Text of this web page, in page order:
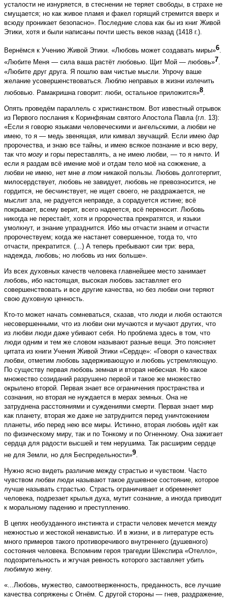
усталости не изнуряется, в стеснении не теряет свободы, в страхе не
смущается; но как живое пламя и факел горящий стремится вверх и
всюду проникает безопасно». Последние слова как бы из книг Живой
Этики, хотя и были написаны почти шесть веков назад (1418 г.).
Вернёмся к Учению Живой Этики. «Любовь может создавать миры»6.
«Любите Меня — сила ваша растёт любовью. Щит Мой — любовь»7.
«Любите друг друга. Я пошлю вам чистые мысли. Упрочу ваше
желание усовершенствоваться. Люблю неправых в жизни излечить
любовью. Рамакришна говорит: люби, остальное приложится»8.
Опять проведём параллель с христианством. Вот известный отрывок
из Первого послания к Коринфянам святого Апостола Павла (гл. 13):
«Если я говорю языками человеческими и ангельскими, а любви не
имею, то я — медь звенящая, или кимвал звучащий. Если имею дар
пророчества, и знаю все тайны, и имею всякое познание и всю веру,
так что могу и горы переставлять, а не имею любви, — то я ничто. И
если я раздам всё имение моё и отдам тело моё на сожжение, а
любви не имею, нет мне в том никакой пользы. Любовь долготерпит,
милосердствует, любовь не завидует, любовь не превозносится, не
гордится, не бесчинствует, не ищет своего, не раздражается, не
мыслит зла, не радуется неправде, а сорадуется истине; всё
покрывает, всему верит, всего надеется, всё переносит. Любовь
никогда не перестаёт, хотя и пророчества прекратятся, и языки
умолкнут, и знание упразднится. Ибо мы отчасти знаем и отчасти
пророчествуем; когда же настанет совершенное, тогда то, что
отчасти, прекратится. (...) А теперь пребывают сии три: вера,
надежда, любовь; но любовь из них больше».
Из всех духовных качеств человека главнейшее место занимает
любовь, ибо настоящая, высокая любовь заставляет его
совершенствовать и все другие качества, но без любви они теряют
свою духовную ценность.
Кто-то может начать сомневаться, сказав, что люди и любя остаются
несовершенными, что из любви они мучаются и мучают других, что
из любви люди даже убивают себя. Но проблема здесь в том, что
люди одним и тем же словом называют разные вещи. Это поясняет
цитата из книги Учения Живой Этики «Сердце»: «Говоря о качествах
любви, отметим любовь задерживающую и любовь устремляющую.
По существу первая любовь земная и вторая небесная. Но какое
множество созиданий разрушено первой и такое же множество
окрылено второй. Первая знает все ограничения пространства и
сознания, но вторая не нуждается в мерах земных. Она не
затруднена расстояниями и суждениями смерти. Первая знает мир
как планету, вторая же даже не затруднится перед уничтожением
планеты, ибо перед нею все миры. Истинно, вторая любовь идёт как
по физическому миру, так и по Тонкому и по Огненному. Она зажигает
сердца для радости высшей и тем нерушима. Так расширим сердце
не для Земли, но для Беспредельности»9.
Нужно ясно видеть различие между страстью и чувством. Часто
чувством любви люди называют такое душевное состояние, которое
лучше называть страстью. Страсть ограничивает и обременяет
человека, подрезает крылья духа, мутит сознание, а иногда приводит
к моральному падению и преступлению.
В цепях необузданного инстинкта и страсти человек мечется между
нежностью и жестокой ненавистью. И в жизни, и в литературе есть
много примеров такого противоречивого внутреннего (душевного)
состояния человека. Вспомним героя трагедии Шекспира «Отелло»,
подозрительность и жгучая ревность которого заставляет убить
любимую жену.
«...Любовь, мужество, самоотверженность, преданность, все лучшие
качества сопряжены с Огнём. С другой стороны — гнев, раздражение,